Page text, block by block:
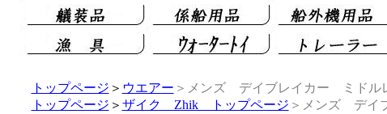
トップページ ＞ ウエアー ＞メンズ デイブレイカー ミドル
トップページ ＞ ザイク Zhik トップページ ＞メンズ デイ